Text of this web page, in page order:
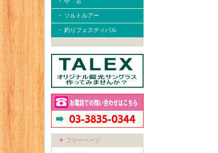
・ ソルトルアー
・ 釣りフェスティバル
▼ フリーページ